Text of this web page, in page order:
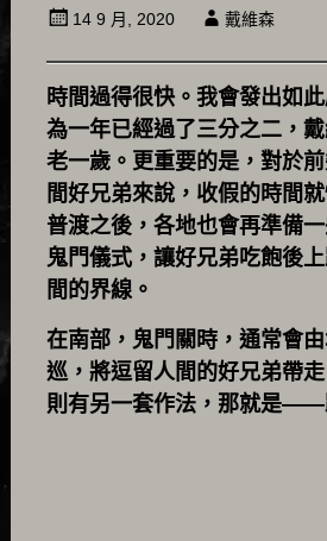
14 9 月, 2020 戴維森
時間過得很快。我會發出如
為一年已經過了三分之二，
老一歲。更重要的是，對於
間好兄弟來說，收假的時間
普渡之後，各地也會再準備
鬼門儀式，讓好兄弟吃飽後
間的界線。
在南部，鬼門關時，通常會
巡，將逗留人間的好兄弟帶
則有另一套作法，那就是——